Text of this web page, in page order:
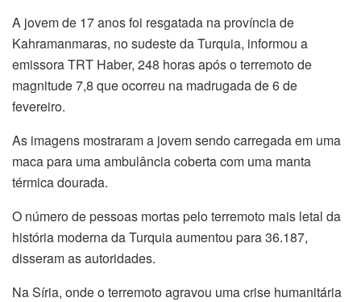
A jovem de 17 anos foi resgatada na província de
Kahramanmaras, no sudeste da Turquia, informou a
emissora TRT Haber, 248 horas após o terremoto de
magnitude 7,8 que ocorreu na madrugada de 6 de
fevereiro.
As imagens mostraram a jovem sendo carregada em uma
maca para uma ambulância coberta com uma manta
térmica dourada.
O número de pessoas mortas pelo terremoto mais letal da
história moderna da Turquia aumentou para 36.187,
disseram as autoridades.
Na Síria, onde o terremoto agravou uma crise humanitária